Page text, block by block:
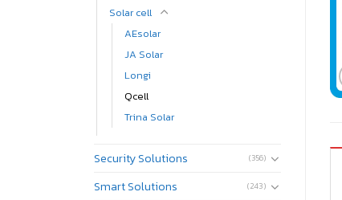
Solar cell
AEsolar
JA Solar
Longi
Qcell
Trina Solar
Security Solutions (356)
Smart Solutions (243)